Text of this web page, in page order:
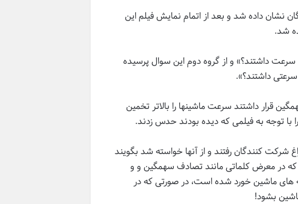
نشان داده شد و بعد از اتمام نمایش فیلم این
شد.
داشتند؟» و از گروه دوم این سوال پرسیده
داشتند؟».
قرار داشتند سرعت ماشینها را بالاتر تخمین
با توجه به فیلمی که دیده بودند حدس زدند.
شرکت کنندگان رفتند و از آنها خواسته شد بگویند
در معرض کلماتی مانند تصادف سهمگین و و
های ماشین خورد شده است، در صورتی که در
بشود!